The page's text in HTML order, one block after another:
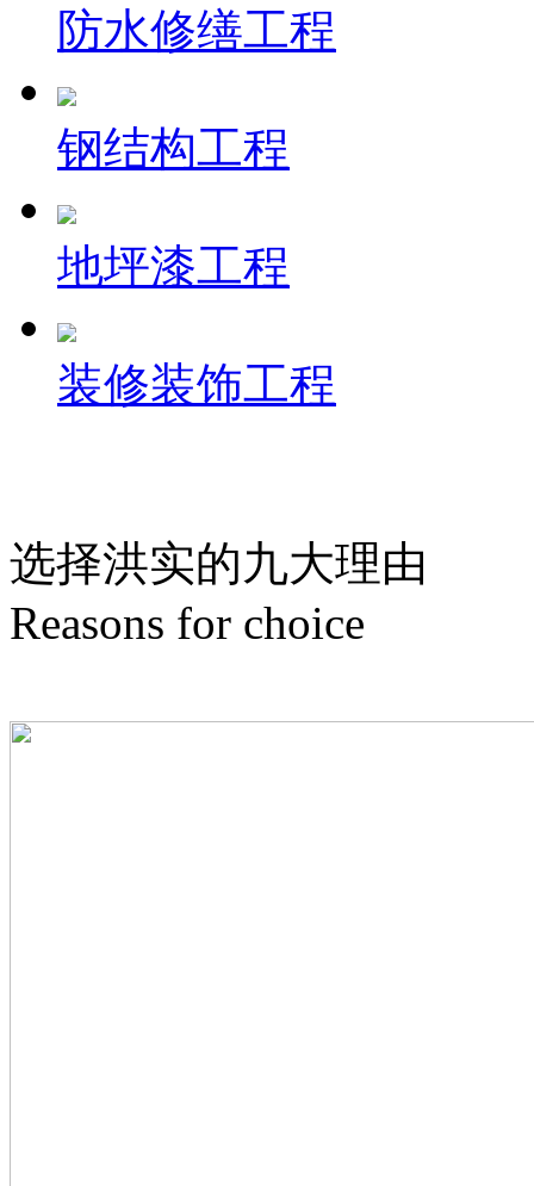
防水修缮工程
钢结构工程
地坪漆工程
装修装饰工程
选择洪实的九大理由
Reasons for choice